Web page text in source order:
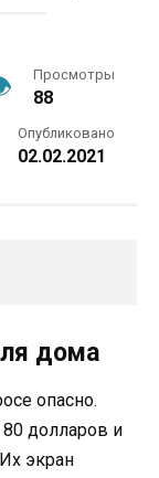
Просмотры
88
Опубликовано
02.02.2021
дома
опасно.
долларов и
экран